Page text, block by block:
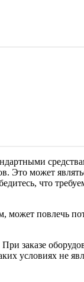
Это может
что
может повлечь
заказе
условиях не